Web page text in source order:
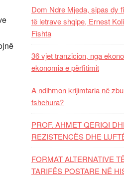
Dom Ndre Mjeda, sipas dy
të letrave shqipe, Ernest
Fishta
36 vjet tranzicion, nga
ekonomia e përfitimit
A ndihmon krijimtaria në
fshehura?
PROF. AHMET QERIQI
REZISTENCЁS DHE
FORMAT ALTERNATIVE
TARIFËS POSTARE NË